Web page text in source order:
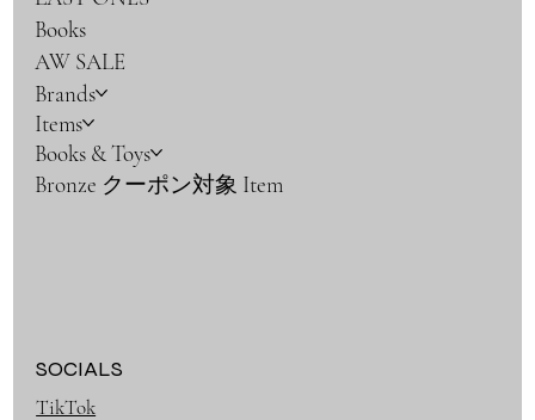
Books
AW SALE
Brands
Items
Books & Toys
Bronze クーポン対象 Item
SOCIALS
TikTok